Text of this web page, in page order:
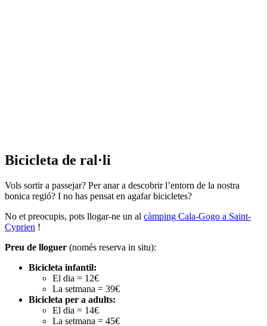
Bicicleta de ral·li
Vols sortir a passejar? Per anar a descobrir l’entorn de la nostra
bonica regió? I no has pensat en agafar bicicletes?
No et preocupis, pots llogar-ne un al càmping Cala-Gogo a Saint-
Cyprien !
Preu de lloguer (només reserva in situ):
Bicicleta infantil:
El dia = 12€
La setmana = 39€
Bicicleta per a adults:
El dia = 14€
La setmana = 45€